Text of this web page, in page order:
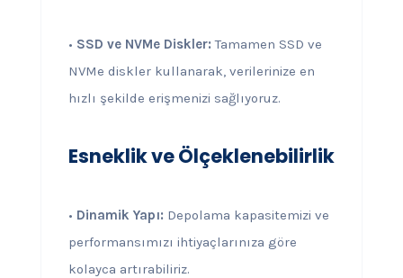
• SSD ve NVMe Diskler: Tamamen SSD ve
NVMe diskler kullanarak, verilerinize en
hızlı şekilde erişmenizi sağlıyoruz.
Esneklik ve Ölçeklenebilirlik
• Dinamik Yapı: Depolama kapasitemizi ve
performansımızı ihtiyaçlarınıza göre
kolayca artırabiliriz.